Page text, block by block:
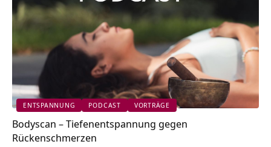
ENTSPANNUNG PODCAST VORTRÄGE
Bodyscan – Tiefenentspannung gegen
Rückenschmerzen